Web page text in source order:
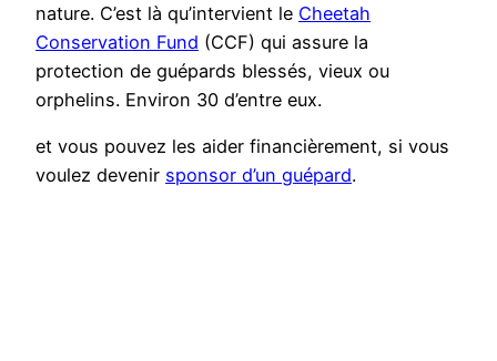
nature. C’est là qu’intervient le Cheetah
Conservation Fund (CCF) qui assure la
protection de guépards blessés, vieux ou
orphelins. Environ 30 d’entre eux.
et vous pouvez les aider financièrement, si vous
voulez devenir sponsor d’un guépard.